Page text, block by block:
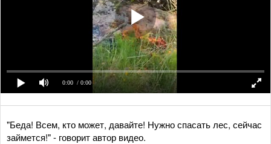
0:00 / 0:00
"Беда! Всем, кто может, давайте! Нужно спасать лес, сейчас
займется!" - говорит автор видео.